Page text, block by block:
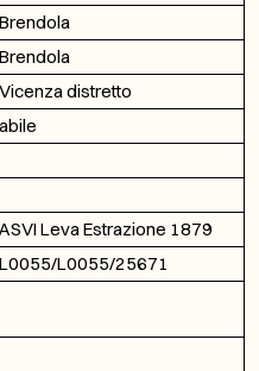
Brendola
Brendola
Vicenza distretto
abile
ASVI Leva Estrazione 1879
L0055/L0055/25671